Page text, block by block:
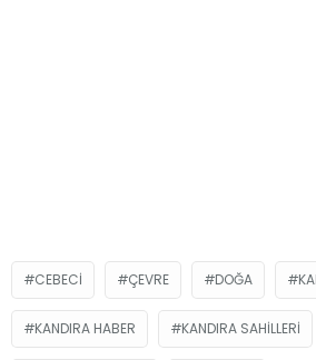
CEBECİ ÇEVRE DOĞA
KANDIRA HABER KANDIRA SAHİLLERİ